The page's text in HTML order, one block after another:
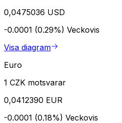
0,0475036 USD
-0.0001 (0.29%) Veckovis
Visa diagram
Euro
1 CZK motsvarar
0,0412390 EUR
-0.0001 (0.18%) Veckovis